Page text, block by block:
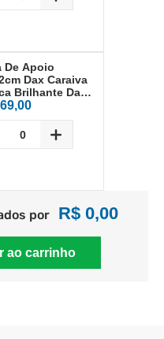
De Apoio
Dax Caraiva
Brilhante Dax-
cv-wh
por R$ 0,00
ao carrinho